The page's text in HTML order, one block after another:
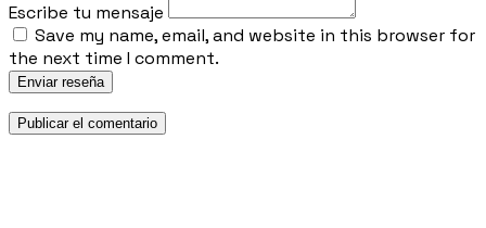
Escribe tu mensaje
Save my name, email, and website in this browser for
the next time I comment.
Enviar reseña